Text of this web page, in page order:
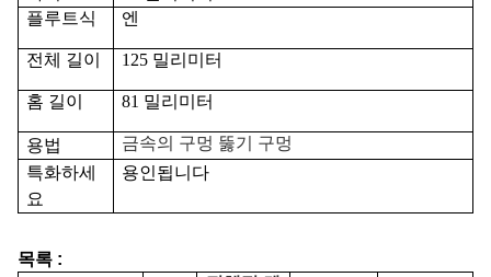
플루트식
엔
전체 길이 125 밀리미터
홈 길이 81 밀리미터
용법
금속의 구멍 뚫기 구멍
특화하세
요
용인됩니다
목록 :